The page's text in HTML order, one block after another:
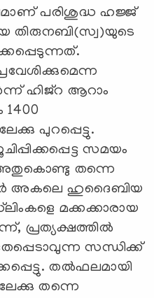
പരിശുദ്ധ ഹജ്ജ്
തിരുനബി(സ്വ)യുടെ
ഹിജ്‌റ ആറാം
പുറപ്പെട്ടു.
സമയം
അതുകൊണ്ടു തന്നെ
അകലെ ഹുദൈബിയ
മക്കക്കാരായ
പ്രത്യക്ഷത്തില്‍
സന്ധിക്ക്
തല്‍ഫലമായി
തന്നെ